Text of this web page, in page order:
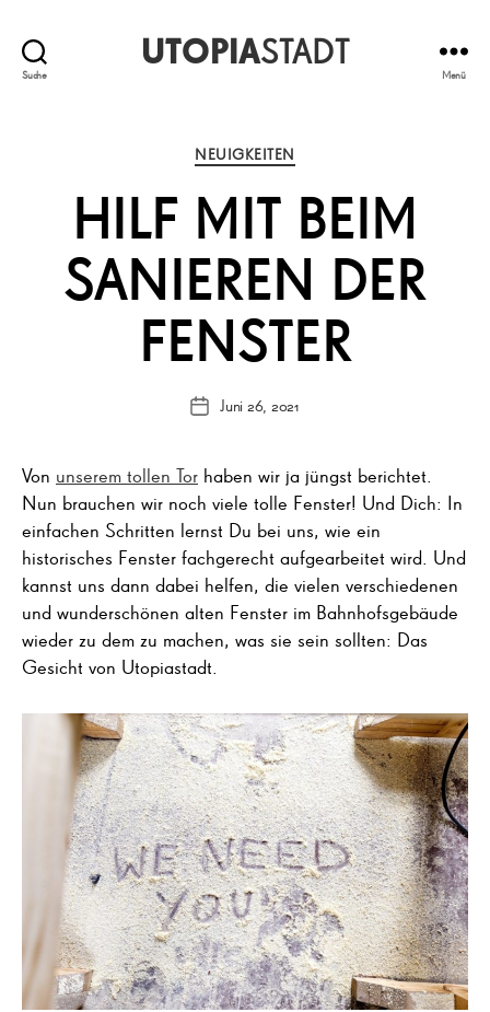
Suche
UTOPIASTADT
Menü
Kategorien
NEUIGKEITEN
HILF MIT BEIM
SANIEREN DER
FENSTER
Veröffentlichungsdatum
Juni 26, 2021
Von unserem tollen Tor haben wir ja jüngst berichtet.
Nun brauchen wir noch viele tolle Fenster! Und Dich: In
einfachen Schritten lernst Du bei uns, wie ein
historisches Fenster fachgerecht aufgearbeitet wird. Und
kannst uns dann dabei helfen, die vielen verschiedenen
und wunderschönen alten Fenster im Bahnhofsgebäude
wieder zu dem zu machen, was sie sein sollten: Das
Gesicht von Utopiastadt.